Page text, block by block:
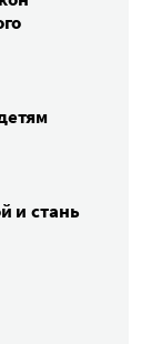
и стань